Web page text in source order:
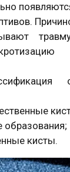
травму,
кисты.